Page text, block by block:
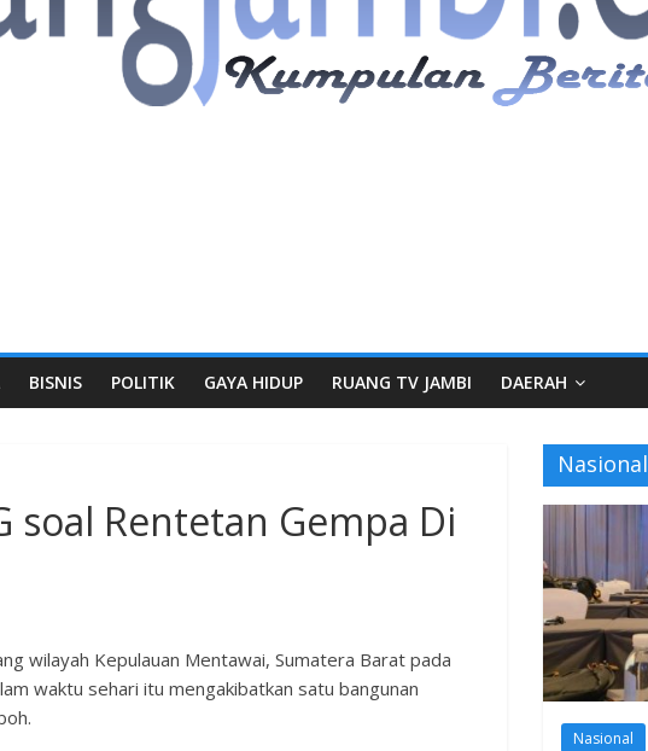
BISNIS POLITIK GAYA HIDUP RUANG TV JAMBI DAERAH
soal Rentetan Gempa Di
wilayah Kepulauan Mentawai, Sumatera Barat pada
waktu sehari itu mengakibatkan satu bangunan
Nasional
Nasional